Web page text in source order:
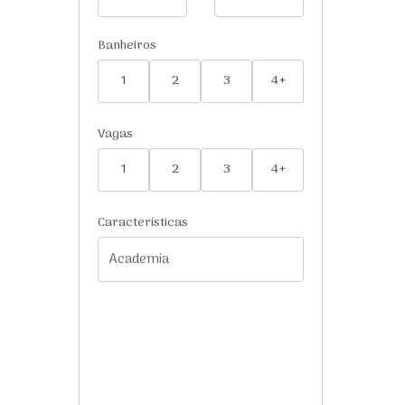
Banheiros
1
2 3 4+
Vagas
1
2 3 4+
Características